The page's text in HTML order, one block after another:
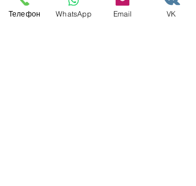
Телефон WhatsApp Email VK